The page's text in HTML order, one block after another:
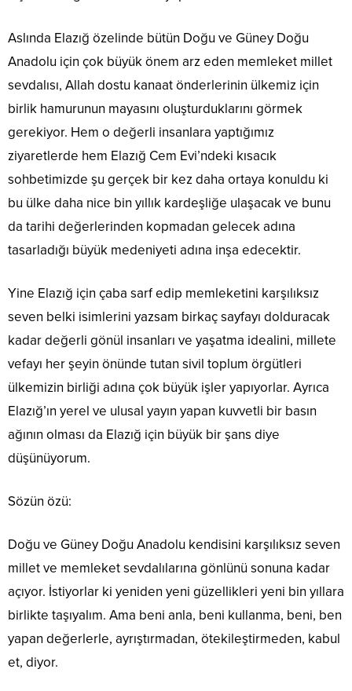
Aslında Elazığ özelinde bütün Doğu ve Güney Doğu
Anadolu için çok büyük önem arz eden memleket millet
sevdalısı, Allah dostu kanaat önderlerinin ülkemiz için
birlik hamurunun mayasını oluşturduklarını görmek
gerekiyor. Hem o değerli insanlara yaptığımız
ziyaretlerde hem Elazığ Cem Evi’ndeki kısacık
sohbetimizde şu gerçek bir kez daha ortaya konuldu ki
bu ülke daha nice bin yıllık kardeşliğe ulaşacak ve bunu
da tarihi değerlerinden kopmadan gelecek adına
tasarladığı büyük medeniyeti adına inşa edecektir.
Yine Elazığ için çaba sarf edip memleketini karşılıksız
seven belki isimlerini yazsam birkaç sayfayı dolduracak
kadar değerli gönül insanları ve yaşatma idealini, millete
vefayı her şeyin önünde tutan sivil toplum örgütleri
ülkemizin birliği adına çok büyük işler yapıyorlar. Ayrıca
Elazığ’ın yerel ve ulusal yayın yapan kuvvetli bir basın
ağının olması da Elazığ için büyük bir şans diye
düşünüyorum.
Sözün özü:
Doğu ve Güney Doğu Anadolu kendisini karşılıksız seven
millet ve memleket sevdalılarına gönlünü sonuna kadar
açıyor. İstiyorlar ki yeniden yeni güzellikleri yeni bin yıllara
birlikte taşıyalım. Ama beni anla, beni kullanma, beni, ben
yapan değerlerle, ayrıştırmadan, ötekileştirmeden, kabul
et, diyor.